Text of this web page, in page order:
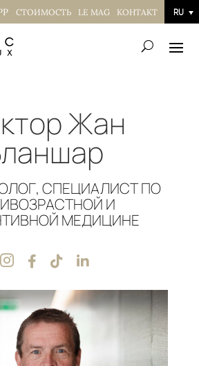
СТОИМОСТЬ LE MAG КОНТАКТ RU
Жан
СПЕЦИАЛИСТ ПО
И
МЕДИЦИНЕ
   